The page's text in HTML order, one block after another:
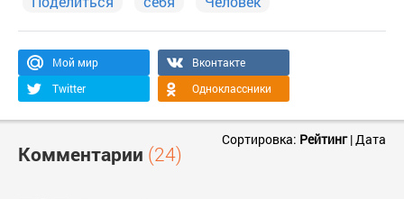
Мой мир
Вконтакте
Twitter
Одноклассники
Комментарии (24)
Сортировка: Рейтинг|Дата